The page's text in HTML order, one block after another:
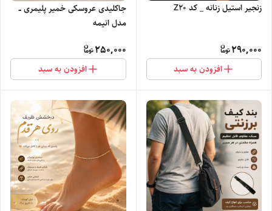
زنجیر استیل زنانه _ کد Z20
290,000
افزودن به سبد
جاکلیدی عروسکی خمیر پلیمری ــ
مدل انیمه
250,000
افزودن به سبد